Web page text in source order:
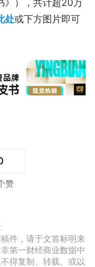
》），共计超20万
处或下方图片即可
赞
件，请于文首标明来
第一财经商业数据中
得复制、转载、或以